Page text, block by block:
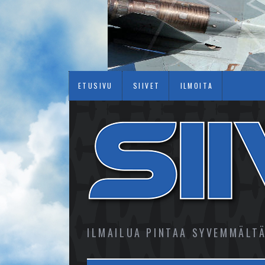
ETUSIVU SIIVET ILMOITA
ILMAILUA PINTAA